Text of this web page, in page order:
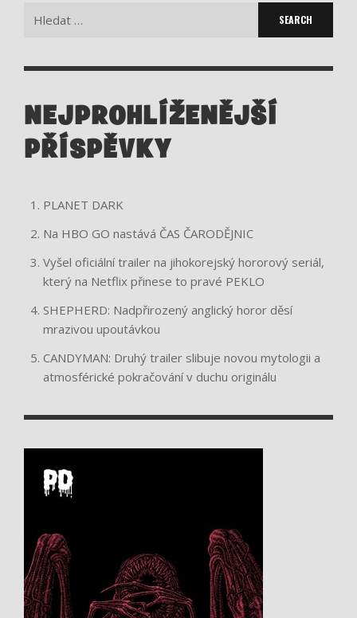
for:
NEJPROHLÍŽENĚJŠÍ
PŘÍSPĚVKY
PLANET DARK
Na HBO GO nastává ČAS ČARODĚJNIC
Vyšel oficiální trailer na jihokorejský hororový seriál,
který na Netflix přinese to pravé PEKLO
SHEPHERD: Nadpřirozený anglický horor děsí
mrazivou upoutávkou
CANDYMAN: Druhý trailer slibuje novou mytologii a
atmosférické pokračování v duchu originálu